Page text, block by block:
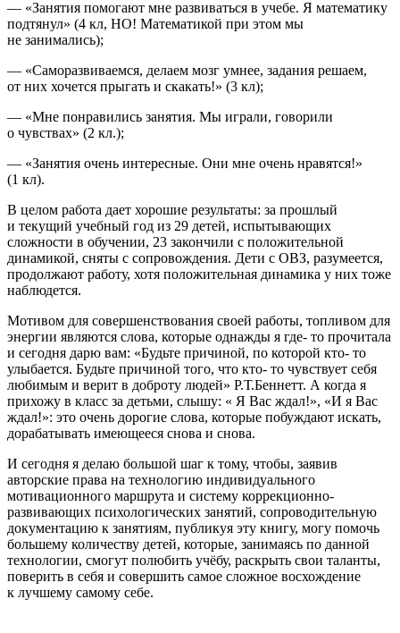
— «Занятия помогают мне развиваться в учебе. Я математику
подтянул» (4 кл, НО! Математикой при этом мы
не занимались);
— «Саморазвиваемся, делаем мозг умнее, задания решаем,
от них хочется прыгать и скакать!» (3 кл);
— «Мне понравились занятия. Мы играли, говорили
о чувствах» (2 кл.);
— «Занятия очень интересные. Они мне очень нравятся!»
(1 кл).
В целом работа дает хорошие результаты: за прошлый
и текущий учебный год из 29 детей, испытывающих
сложности в обучении, 23 закончили с положительной
динамикой, сняты с сопровождения. Дети с ОВЗ, разумеется,
продолжают работу, хотя положительная динамика у них тоже
наблюдется.
Мотивом для совершенствования своей работы, топливом для
энергии являются слова, которые однажды я где- то прочитала
и сегодня дарю вам: «Будьте причиной, по которой кто- то
улыбается. Будьте причиной того, что кто- то чувствует себя
любимым и верит в доброту людей» Р.Т.Беннетт. А когда я
прихожу в класс за детьми, слышу: « Я Вас ждал!», «И я Вас
ждал!»: это очень дорогие слова, которые побуждают искать,
дорабатывать имеющееся снова и снова.
И сегодня я делаю большой шаг к тому, чтобы, заявив
авторские права на технологию индивидуального
мотивационного маршрута и систему коррекционно-
развивающих психологических занятий, сопроводительную
документацию к занятиям, публикуя эту книгу, могу помочь
большему количеству детей, которые, занимаясь по данной
технологии, смогут полюбить учёбу, раскрыть свои таланты,
поверить в себя и совершить самое сложное восхождение
к лучшему самому себе.